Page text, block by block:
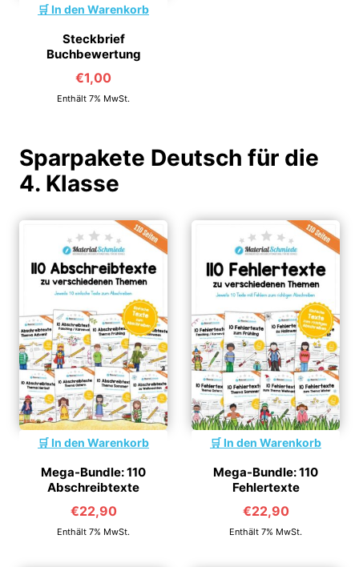
In den Warenkorb
Steckbrief
Buchbewertung
€1,00
Enthält 7% MwSt.
Sparpakete Deutsch für die
4. Klasse
In den Warenkorb
Mega-Bundle: 110
Abschreibtexte
€22,90
Enthält 7% MwSt.
In den Warenkorb
Mega-Bundle: 110
Fehlertexte
€22,90
Enthält 7% MwSt.